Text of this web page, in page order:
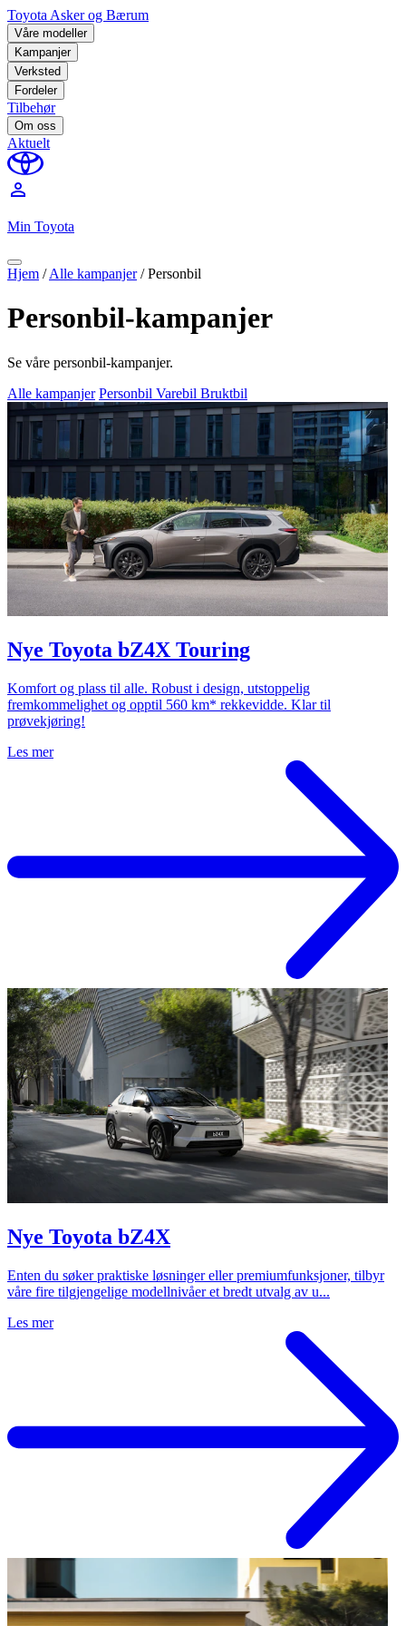
Toyota Asker og Bærum
Våre modeller
Kampanjer
Verksted
Fordeler
Tilbehør
Om oss
Aktuelt
perm_identity
Min Toyota
Hjem /Alle kampanjer /Personbil
Personbil-kampanjer
Se våre personbil-kampanjer.
Alle kampanjer Personbil Varebil Bruktbil
Nye Toyota bZ4X Touring
Komfort og plass til alle. Robust i design, utstoppelig
fremkommelighet og opptil 560 km* rekkevidde. Klar til
prøvekjøring!
Les mer
Nye Toyota bZ4X
Enten du søker praktiske løsninger eller premiumfunksjoner, tilbyr
våre fire tilgjengelige modellnivåer et bredt utvalg av u...
Les mer